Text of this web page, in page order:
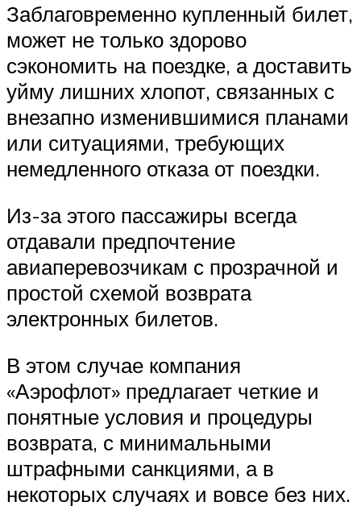
Заблаговременно купленный билет,
может не только здорово
сэкономить на поездке, а доставить
уйму лишних хлопот, связанных с
внезапно изменившимися планами
или ситуациями, требующих
немедленного отказа от поездки.
Из-за этого пассажиры всегда
отдавали предпочтение
авиаперевозчикам с прозрачной и
простой схемой возврата
электронных билетов.
В этом случае компания
«Аэрофлот» предлагает четкие и
понятные условия и процедуры
возврата, с минимальными
штрафными санкциями, а в
некоторых случаях и вовсе без них.